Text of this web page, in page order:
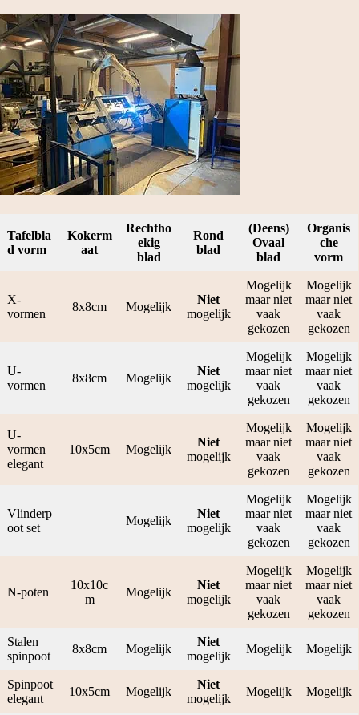
Tafelbla
d vorm
Kokerm
aat
Rechtho
ekig
blad
Rond
blad
(Deens)
Ovaal
blad
Organis
che
vorm
X-
vormen
8x8cm Mogelijk
Niet
mogelijk
Mogelijk
maar niet
vaak
gekozen
Mogelijk
maar niet
vaak
gekozen
U-
vormen
8x8cm Mogelijk
Niet
mogelijk
Mogelijk
maar niet
vaak
gekozen
Mogelijk
maar niet
vaak
gekozen
U-
vormen
elegant
10x5cm Mogelijk
Niet
mogelijk
Mogelijk
maar niet
vaak
gekozen
Mogelijk
maar niet
vaak
gekozen
Vlinderp
oot set
Mogelijk
Niet
mogelijk
Mogelijk
maar niet
vaak
gekozen
Mogelijk
maar niet
vaak
gekozen
N-poten
10x10c
m
Mogelijk
Niet
mogelijk
Mogelijk
maar niet
vaak
gekozen
Mogelijk
maar niet
vaak
gekozen
Stalen
spinpoot
8x8cm Mogelijk
Niet
mogelijk
Mogelijk Mogelijk
Spinpoot
elegant
10x5cm Mogelijk
Niet
mogelijk
Mogelijk Mogelijk